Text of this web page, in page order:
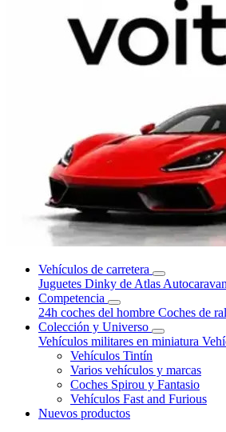
Vehículos de carretera
Juguetes Dinky de Atlas
Competencia
24h coches del hombre Coches de
Colección y Universo
Vehículos militares en miniatura
Vehículos Tintín
Varios vehículos y marcas
Coches Spirou y Fantasio
Vehículos Fast and Furious
Nuevos productos